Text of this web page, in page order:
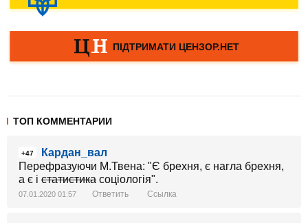
ТОП КОММЕНТАРИИ
+47
Кардан_вал
Перефразуючи М.Твена: "Є брехня, є нагла брехня,
а є і статистика соціологія".
07.01.2020 01:57 Ответить Ссылка